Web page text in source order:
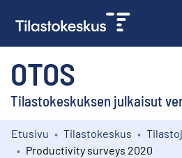
OTOS
Tilastokeskuksen julkaisut
Kokoelmat
Etusivu Tilastokeskus
Productivity surveys 2020